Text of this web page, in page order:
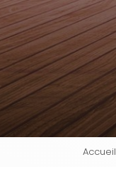
Accueil